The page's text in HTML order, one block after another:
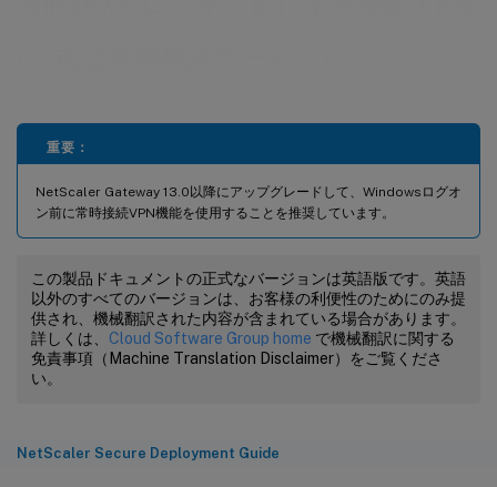
重要：
NetScaler Gateway 13.0以降にアップグレードして、Windowsログオ
ン前に常時接続VPN機能を使用することを推奨しています。
この製品ドキュメントの正式なバージョンは英語版です。英語
以外のすべてのバージョンは、お客様の利便性のためにのみ提
供され、機械翻訳された内容が含まれている場合があります。
詳しくは、 Cloud Software Group home で機械翻訳に関する
免責事項（Machine Translation Disclaimer）をご覧くださ
い。
NetScaler Secure Deployment Guide